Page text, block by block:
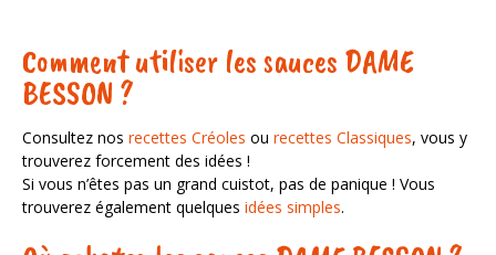
Comment utiliser les sauces DAME
BESSON ?
Consultez nos recettes Créoles ou recettes Classiques, vous y
trouverez forcement des idées !
Si vous n’êtes pas un grand cuistot, pas de panique ! Vous
trouverez également quelques idées simples.